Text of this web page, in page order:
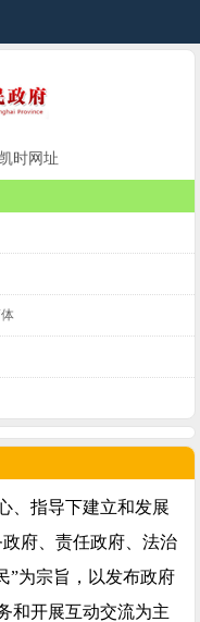
时网址
、指导下建立和发展
府、责任政府、法治
”为宗旨，以发布政府
和开展互动交流为主